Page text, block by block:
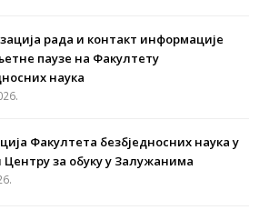
рада и контакт информације
паузе на Факултету
наука
Факултета безбједносних наука у
Центру за обуку у Залужанима